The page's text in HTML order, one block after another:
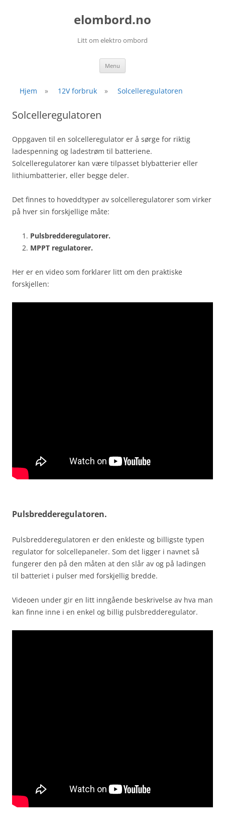
elombord.no
Litt om elektro ombord
Menu
Hjem
» 12V forbruk » Solcelleregulatoren
Solcelleregulatoren
Oppgaven til en solcelleregulator er å sørge for riktig
ladespenning og ladestrøm til batteriene.
Solcelleregulatorer kan være tilpasset blybatterier eller
lithiumbatterier, eller begge deler.
Det finnes to hoveddtyper av solcelleregulatorer som virker
på hver sin forskjellige måte:
Pulsbredderegulatorer.
MPPT regulatorer.
Her er en video som forklarer litt om den praktiske
forskjellen:
Pulsbredderegulatoren.
Pulsbredderegulatoren er den enkleste og billigste typen
regulator for solcellepaneler. Som det ligger i navnet så
fungerer den på den måten at den slår av og på ladingen
til batteriet i pulser med forskjellig bredde.
Videoen under gir en litt inngående beskrivelse av hva man
kan finne inne i en enkel og billig pulsbredderegulator.